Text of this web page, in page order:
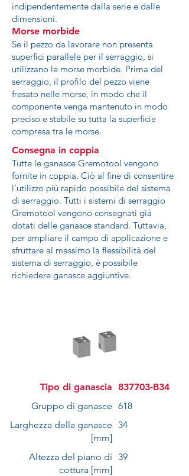
indipendentemente dalla serie e dalle
dimensioni.
Morse morbide
Se il pezzo da lavorare non presenta
superfici parallele per il serraggio, si
utilizzano le morse morbide. Prima del
serraggio, il profilo del pezzo viene
fresato nelle morse, in modo che il
componente venga mantenuto in modo
preciso e stabile su tutta la superficie
compresa tra le morse.
Consegna in coppia
Tutte le ganasce Gremotool vengono
fornite in coppia. Ciò al fine di consentire
l’utilizzo più rapido possibile del sistema
di serraggio. Tutti i sistemi di serraggio
Gremotool vengono consegnati già
dotati delle ganasce standard. Tuttavia,
per ampliare il campo di applicazione e
sfruttare al massimo la flessibilità del
sistema di serraggio, è possibile
richiedere ganasce aggiuntive.
Tipo di ganascia
837703-B34
Gruppo di ganasce 618
Larghezza della ganasce
[mm]
34
Altezza del piano di
cottura [mm]
39